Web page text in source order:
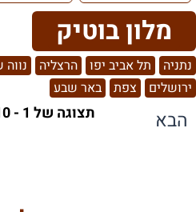
מלון בוטיק
נתניה תל אביב יפו הרצליה
ירושלים
צפת באר שבע
תצוגה של 1 - 10 מתוך 16 תוצאות הבא